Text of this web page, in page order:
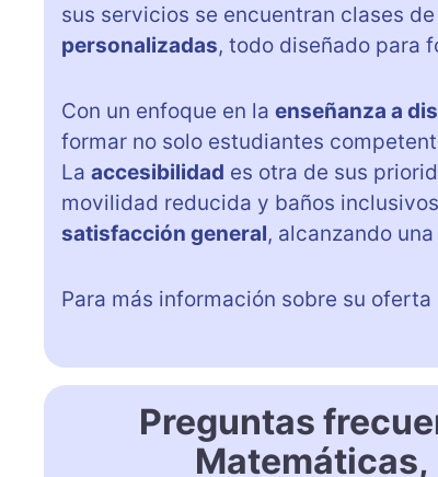
sus servicios se encuentran clases de
personalizadas, todo diseñado para
Con un enfoque en la enseñanza a
formar no solo estudiantes
La accesibilidad es otra de sus
movilidad reducida y baños
satisfacción general, alcanzando
Para más información sobre su
Preguntas
Matemáticas,